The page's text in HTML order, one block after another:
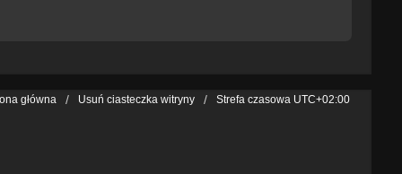
główna Usuń ciasteczka witryny Strefa czasowa UTC+02:00